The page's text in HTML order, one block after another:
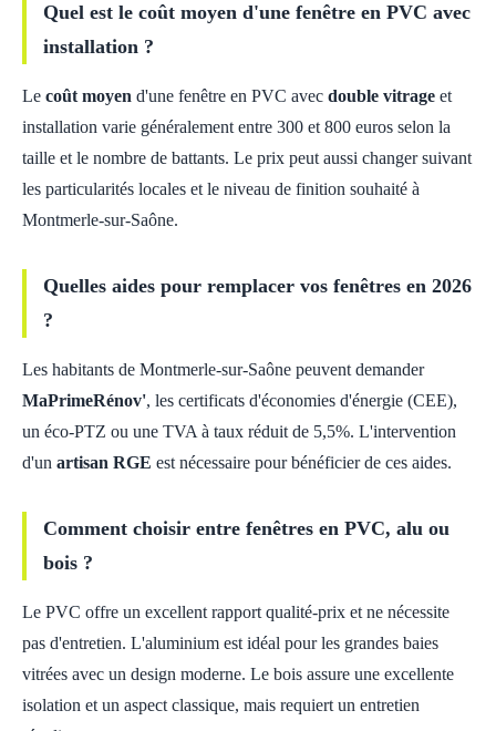
Quel est le coût moyen d'une fenêtre en PVC avec
installation ?
Le coût moyen d'une fenêtre en PVC avec double vitrage et
installation varie généralement entre 300 et 800 euros selon la
taille et le nombre de battants. Le prix peut aussi changer suivant
les particularités locales et le niveau de finition souhaité à
Montmerle-sur-Saône.
Quelles aides pour remplacer vos fenêtres en 2026
?
Les habitants de Montmerle-sur-Saône peuvent demander
MaPrimeRénov', les certificats d'économies d'énergie (CEE),
un éco-PTZ ou une TVA à taux réduit de 5,5%. L'intervention
d'un artisan RGE est nécessaire pour bénéficier de ces aides.
Comment choisir entre fenêtres en PVC, alu ou
bois ?
Le PVC offre un excellent rapport qualité-prix et ne nécessite
pas d'entretien. L'aluminium est idéal pour les grandes baies
vitrées avec un design moderne. Le bois assure une excellente
isolation et un aspect classique, mais requiert un entretien